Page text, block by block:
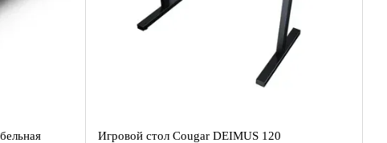
Игровой стол Cougar DEIMUS 120